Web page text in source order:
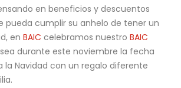
en beneficios y descuentos
pueda cumplir su anhelo de tener un
enBAIC celebramos nuestroBAIC
durante este noviembre la fecha
la Navidad con un regalo diferente